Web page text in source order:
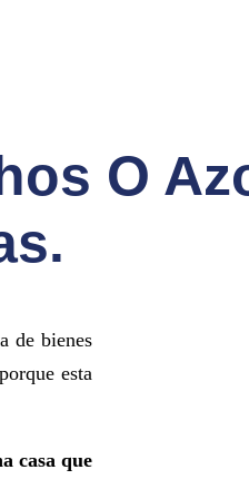
O
de bienes
esta
casa que